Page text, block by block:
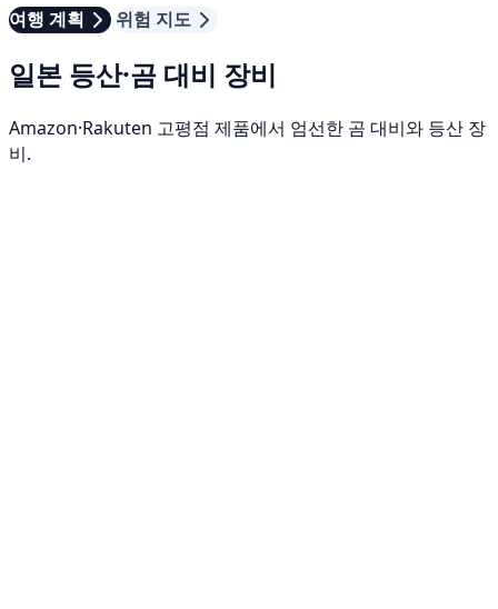
여행 계획
위험 지도
일본 등산·곰 대비 장비
Amazon·Rakuten 고평점 제품에서 엄선한 곰 대비와 등산 장
비.